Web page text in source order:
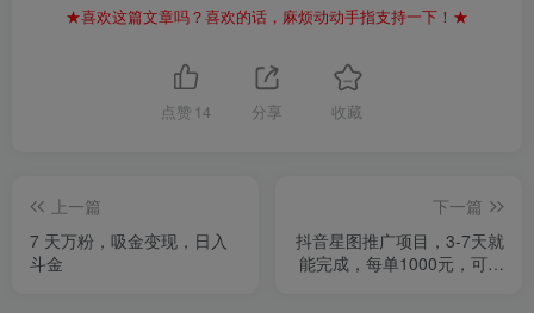
★喜欢这篇文章吗？喜欢的话，麻烦动动手指支持一下！★
点赞 14 分享 收藏
上一篇
7 天万粉，吸金变现，日入
斗金
下一篇
抖音星图推广项目，3-7天就
能完成，每单1000元，可多